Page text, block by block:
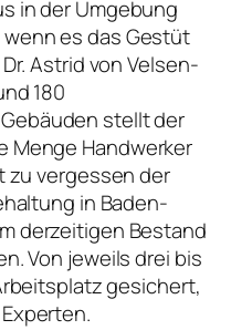
in der Umgebung
es das Gestüt
Astrid von Velsen-
180
stellt der
Menge Handwerker
zu vergessen der
in Baden-
derzeitigen Bestand
Von jeweils drei bis
gesichert,